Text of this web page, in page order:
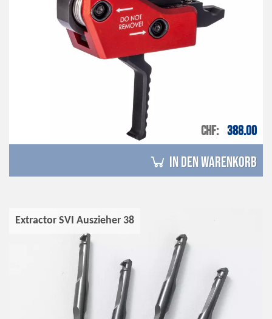
CHF 388.00
in den Warenkorb
Extractor SVI Auszieher 38